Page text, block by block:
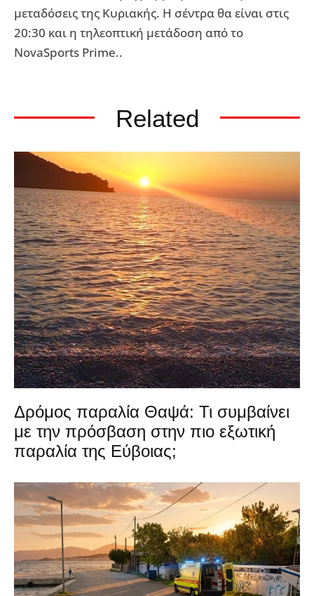
μεταδόσεις της Κυριακής. Η σέντρα θα είναι στις
20:30 και η τηλεοπτική μετάδοση από το
NovaSports Prime..
Related
Δρόμος παραλία Θαψά: Τι συμβαίνει
με την πρόσβαση στην πιο εξωτική
παραλία της Εύβοιας;